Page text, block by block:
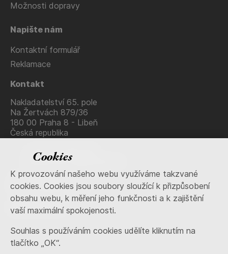
Možnosti dopravy
Napište nám
Kontaktní formulář
Reklamace
Kontakt
Nakladatelství 65. pole
Na Žertvách 879/36
180 00 Praha 8 - Libeň
Česká republika
+420 736 483 915
nakladatelstvi@65pole.cz
IČ: 71653538
DIČ: CZ7409111578
Sociální sítě
Cookies
K provozování našeho webu využíváme takzvané
cookies. Cookies jsou soubory sloužící k přizpůsobení
obsahu webu, k měření jeho funkčnosti a k zajištění
vaší maximální spokojenosti.
Souhlas s používáním cookies udělíte kliknutím na
tlačítko „OK“.